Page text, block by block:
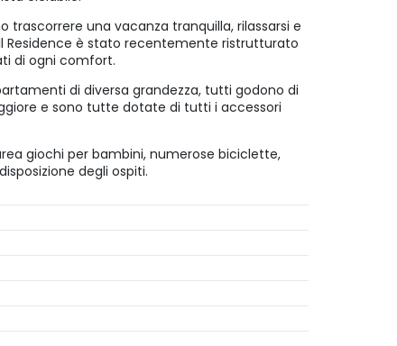
trascorrere una vacanza tranquilla, rilassarsi e
Residence è stato recentemente ristrutturato
di ogni comfort.
di diversa grandezza, tutti godono di
e sono tutte dotate di tutti i accessori
giochi per bambini, numerose biciclette,
degli ospiti.